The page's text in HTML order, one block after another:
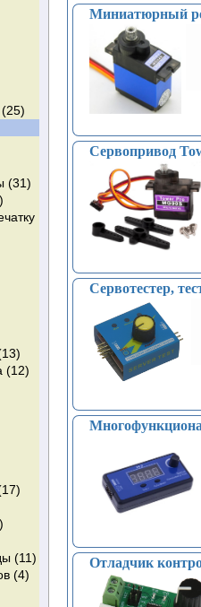
(0)
(9)
(31)
(12)
(11)
(4)
Миниатюрный
Сервопривод
Сервотестер,
Отладчик